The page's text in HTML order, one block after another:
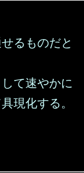
るものだと
て速やかに
現化する。